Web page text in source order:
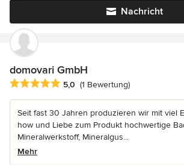
Nachricht
domovari GmbH
Durchschnittliche Bewertung: 5 von 5
5,0 (1 Bewertung)
Seit fast 30 Jahren produzieren wir mit viel
how und Liebe zum Produkt hochwertige
Mineralwerkstoff, Mineralgus...
Mehr